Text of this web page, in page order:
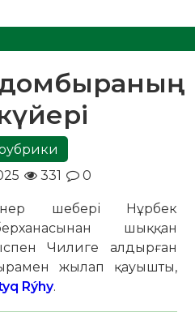
331 0
шебері Нұрбек
шыққан
Чилиге алдырған
жылап қауышты,
Rýhy.